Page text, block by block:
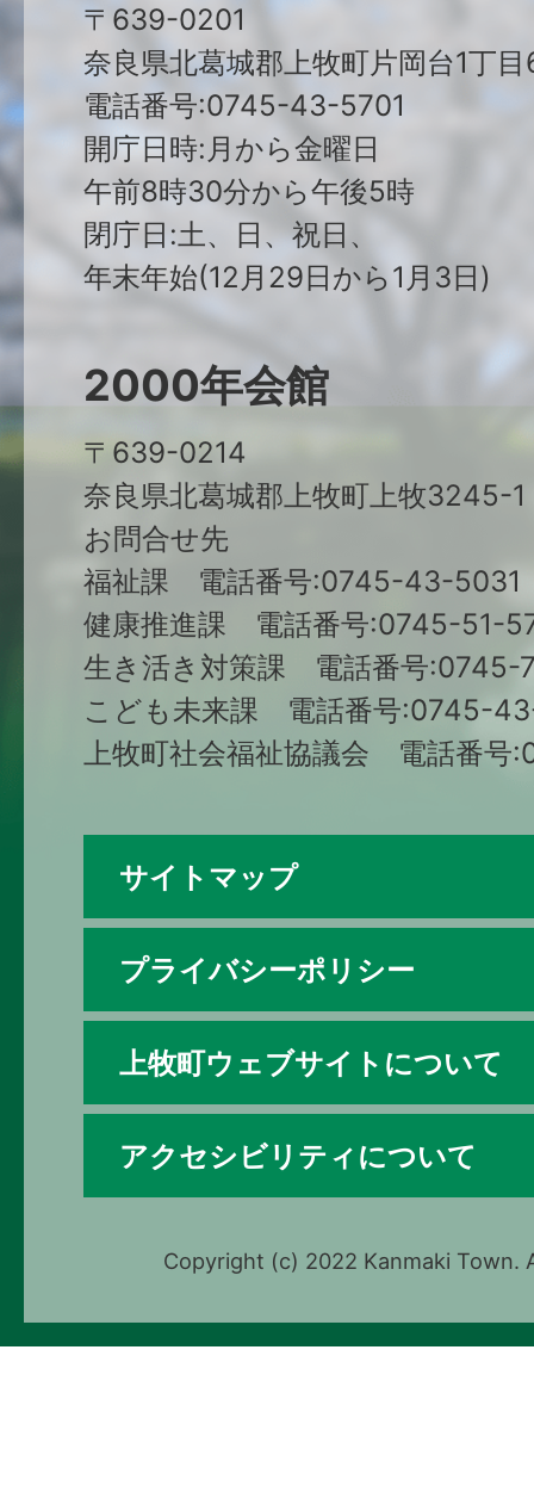
〒639-0201
奈良県北葛城郡上牧町片岡台1丁目
電話番号:0745-43-5701
開庁日時:月から金曜日
午前8時30分から午後5時
閉庁日:土、日、祝日、
年末年始(12月29日から1月3日)
2000年会館
〒639-0214
奈良県北葛城郡上牧町上牧3245-1
お問合せ先
福祉課 電話番号:0745-43-5031
健康推進課 電話番号:0745-51-
生き活き対策課 電話番号:0745-
こども未来課 電話番号:0745-
上牧町社会福祉協議会 電話番
サイトマップ
プライバシーポリシー
上牧町ウェブサイトについて
アクセシビリティについて
Copyright (c) 2022 Kanmaki Town.